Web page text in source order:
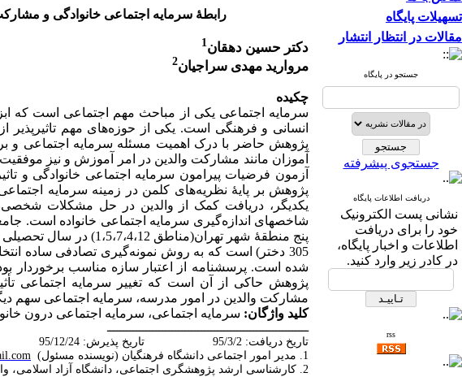
تسهیلات پایگاه
مقالات در انتظار انتشار
جستجو در پایگاه
جستجوی پیشرفته
دریافت اطلاعات پایگاه
نشانی پست الکترونیک
خود را برای دریافت
اطلاعات و اخبار پایگاه،
در کادر زیر وارد کنید.
rss
رابطۀ سرمایه اجتماعی خانوادگی و
دکتر حسین دهقان1
مروارید مهدی سراجیان2
چکیده
سرمایه اجتماعی یکی از مباحث مهم اجتماعی است که
انسانی و فرهنگی است. یکی از حوزه‌­های مهم تاثیرپذیر
پژوهش حاضر با درک اهمیت مسئله سرمایه اجتماعی و
آموزان مانند مشارکت والدین در امر آموزش و نیز
آزمون فرضیات پیرامون سرمایه اجتماعی خانوادگی و
پژوهش بر پایۀ نظریه‌­های کلمن در زمینه سرمایه
یکدیگر، دریافت کمک از والدین در حل مشکلات
شاخصهای اندازه­‌گیری سرمایه اجتماعی خانواده است.
305 دختر) است که به روش نمونه‌گیری تصادفی ساده
شده است. پرسشنامه از اعتبار سازه مناسب برخوردار
پژوهش حاکی از آن است که تغییر سرمایه اجتماعی
مشارکت والدین در امور مدرسه، سرمایه اجتماعی سهم
کلید واژگان: سرمایه اجتماعی، سرمایه اجتماعی درون
ــــــــــــــــــــــــــــــــــــــــــــــــــــــــــــــ
تاریخ دریافت: 95/3/2 تاریخ پذیرش: 95/12/24
1. مدیر امور اجتماعی دانشگاه فرهنگیان (نویسنده مسئول)
2. کارشناسی ارشد پژوهشگری اجتماعی، دانشگاه آزاد اسلامی، واحد تهران شمال